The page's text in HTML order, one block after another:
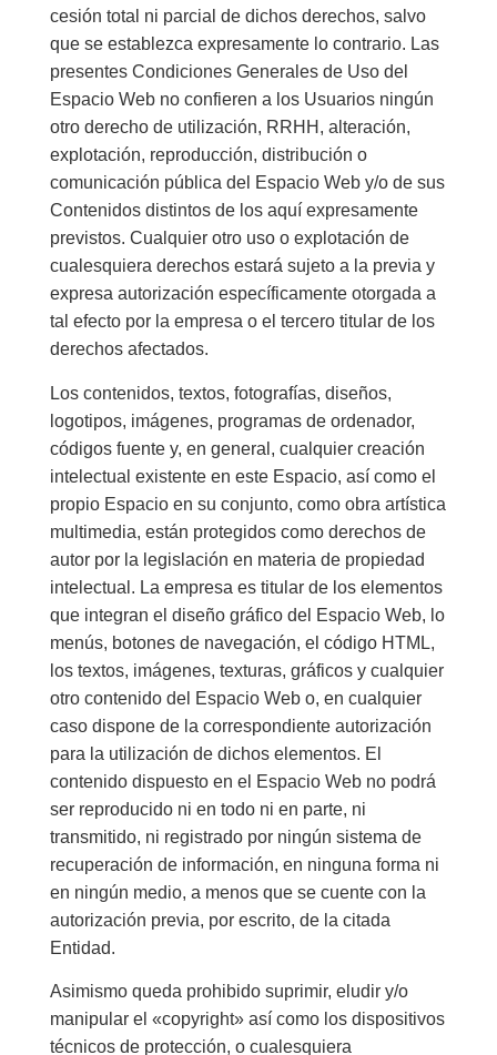
cesión total ni parcial de dichos derechos, salvo
que se establezca expresamente lo contrario. Las
presentes Condiciones Generales de Uso del
Espacio Web no confieren a los Usuarios ningún
otro derecho de utilización, RRHH, alteración,
explotación, reproducción, distribución o
comunicación pública del Espacio Web y/o de sus
Contenidos distintos de los aquí expresamente
previstos. Cualquier otro uso o explotación de
cualesquiera derechos estará sujeto a la previa y
expresa autorización específicamente otorgada a
tal efecto por la empresa o el tercero titular de los
derechos afectados.
Los contenidos, textos, fotografías, diseños,
logotipos, imágenes, programas de ordenador,
códigos fuente y, en general, cualquier creación
intelectual existente en este Espacio, así como el
propio Espacio en su conjunto, como obra artística
multimedia, están protegidos como derechos de
autor por la legislación en materia de propiedad
intelectual. La empresa es titular de los elementos
que integran el diseño gráfico del Espacio Web, lo
menús, botones de navegación, el código HTML,
los textos, imágenes, texturas, gráficos y cualquier
otro contenido del Espacio Web o, en cualquier
caso dispone de la correspondiente autorización
para la utilización de dichos elementos. El
contenido dispuesto en el Espacio Web no podrá
ser reproducido ni en todo ni en parte, ni
transmitido, ni registrado por ningún sistema de
recuperación de información, en ninguna forma ni
en ningún medio, a menos que se cuente con la
autorización previa, por escrito, de la citada
Entidad.
Asimismo queda prohibido suprimir, eludir y/o
manipular el «copyright» así como los dispositivos
técnicos de protección, o cualesquiera